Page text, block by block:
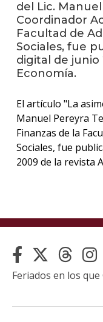
del Lic.
Coordinador
Facultad de
Sociales, fue
digital de junio
Economía.
El artículo "La
Manuel Pereyra
Finanzas de la
Sociales, fue
2009 de la revista
Feriados en los